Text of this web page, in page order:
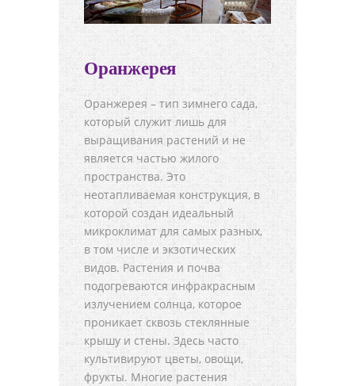
Оранжерея
Оранжерея – тип зимнего сада,
который служит лишь для
выращивания растений и не
является частью жилого
пространства. Это
неотапливаемая конструкция, в
которой создан идеальный
микроклимат для самых разных,
в том числе и экзотических
видов. Растения и почва
подогреваются инфракрасным
излучением солнца, которое
проникает сквозь стеклянные
крышу и стены. Здесь часто
культивируют цветы, овощи,
фрукты. Многие растения